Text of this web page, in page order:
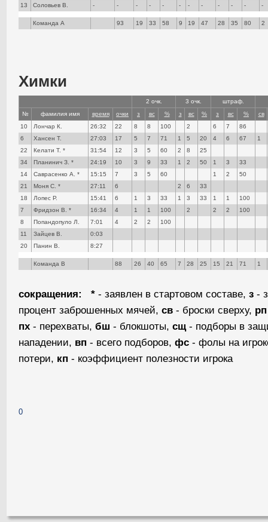
13
Соловьев В. - - - - - - - - - - - -
Команда А 93 19 33 58 9 19 47 28 35 80 2
Химки
2 очк. 3 очк.
штраф.
№
фамилия имя время очки з вс % з вс % з вс %
св
10
Лончар К. 26:32 22 8 8 100 2 6 7
86
6
Хансен Т. 27:03 17 5 7 71 1 5 20 4 6 67
1
22
Келати Т. * 31:54 12 3 5 60 2 8
25
34
Планинич З. * 24:19 10 3 9 33 1 2 50 1 3
33
14
Саврасенко А. * 15:15 7 3 5 60 1 2
50
21
Моня С. * 27:11 6 2 6
33
18
Лопес Р. 15:41 6 1 3 33 1 3 33 1 1
100
7
Фридзон В. * 16:34 4 1 1 100 2 2 2
100
8
Попандопуло Л. 7:01 4 2 2
100
11
Зайцев В.
0:03
20
Панин В. 8:27
Команда В 88 26 40 65 7 28 25 15 21 71 1
сокращения: * - заявлен в стартовом составе, з -
процент заброшенных мячей, св - броски сверху, рп
пх - перехваты, бш - блокшоты, сщ- подборы в
нападении, вп - всего подборов, фс - фолы на
потери, кп - коэффициент полезности игрока
0